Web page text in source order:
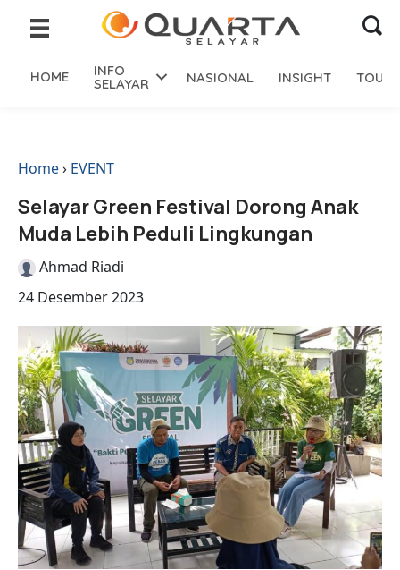
HOME INFO
SELAYAR NASIONAL INSIGHT
Home› EVENT
Selayar Green Festival Dorong Anak
Muda Lebih Peduli Lingkungan
Ahmad Riadi
24 Desember 2023